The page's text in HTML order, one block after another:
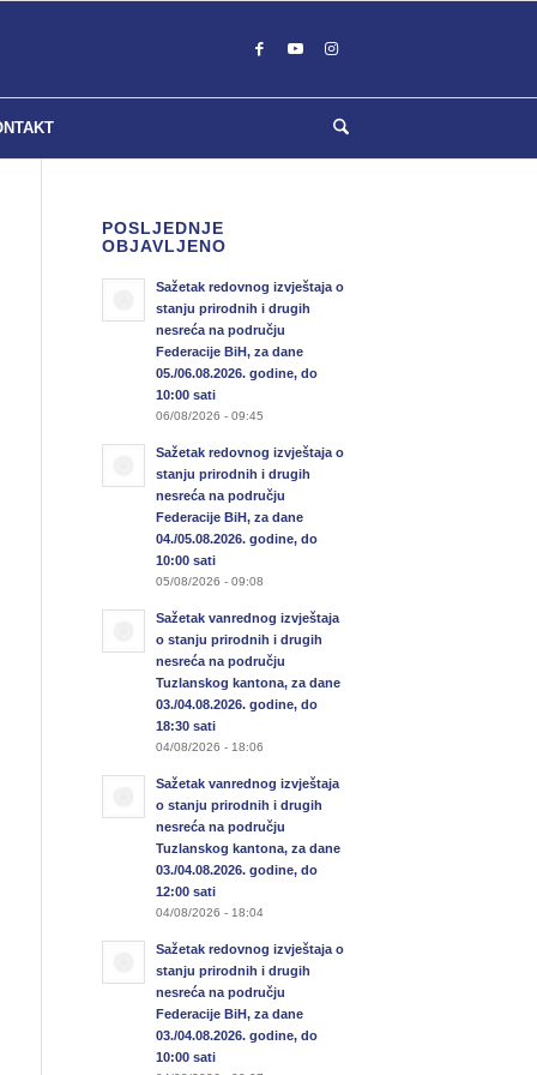
POSLJEDNJE
OBJAVLJENO
Sažetak redovnog izvještaja o
stanju prirodnih i drugih
nesreća na području
Federacije BiH, za dane
05./06.08.2026. godine, do
10:00 sati
06/08/2026 - 09:45
Sažetak redovnog izvještaja o
stanju prirodnih i drugih
nesreća na području
Federacije BiH, za dane
04./05.08.2026. godine, do
10:00 sati
05/08/2026 - 09:08
Sažetak vanrednog izvještaja
o stanju prirodnih i drugih
nesreća na području
Tuzlanskog kantona, za dane
03./04.08.2026. godine, do
18:30 sati
04/08/2026 - 18:06
Sažetak vanrednog izvještaja
o stanju prirodnih i drugih
nesreća na području
Tuzlanskog kantona, za dane
03./04.08.2026. godine, do
12:00 sati
04/08/2026 - 18:04
Sažetak redovnog izvještaja o
stanju prirodnih i drugih
nesreća na području
Federacije BiH, za dane
03./04.08.2026. godine, do
10:00 sati